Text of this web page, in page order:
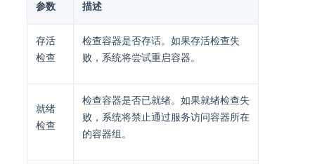
参数 描述
存活
检查
检查容器是否存话。如果存活检查失
败，系统将尝试重启容器。
就绪
检查
检查容器是否已就绪。如果就绪检查失
败，系统将禁止通过服务访问容器所在
的容器组。